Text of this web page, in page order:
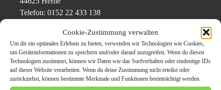
Cookie-Zustimmung verwalten
Um dir ein optimales Erlebnis zu bieten, verwenden wir Technologien wie Cookies,
um Geräteinformationen zu speichern und/oder darauf zuzugreifen. Wenn du diesen
Technologien zustimmst, können wir Daten wie das Surfverhalten oder eindeutige IDs
auf dieser Website verarbeiten. Wenn du deine Zustimmung nicht erteilst oder
zurückziehst, können bestimmte Merkmale und Funktionen beeinträchtigt werden.
Telefon: 0152 22 433 138
https://autoankauf-live.de/
Originalinhalt von Autoankauf-live, veröffentlicht unter dem Titel “
Autoankauf in Moers: Verkauf und Abwicklung an einem Tag„, übermittelt
durchCarPr.de